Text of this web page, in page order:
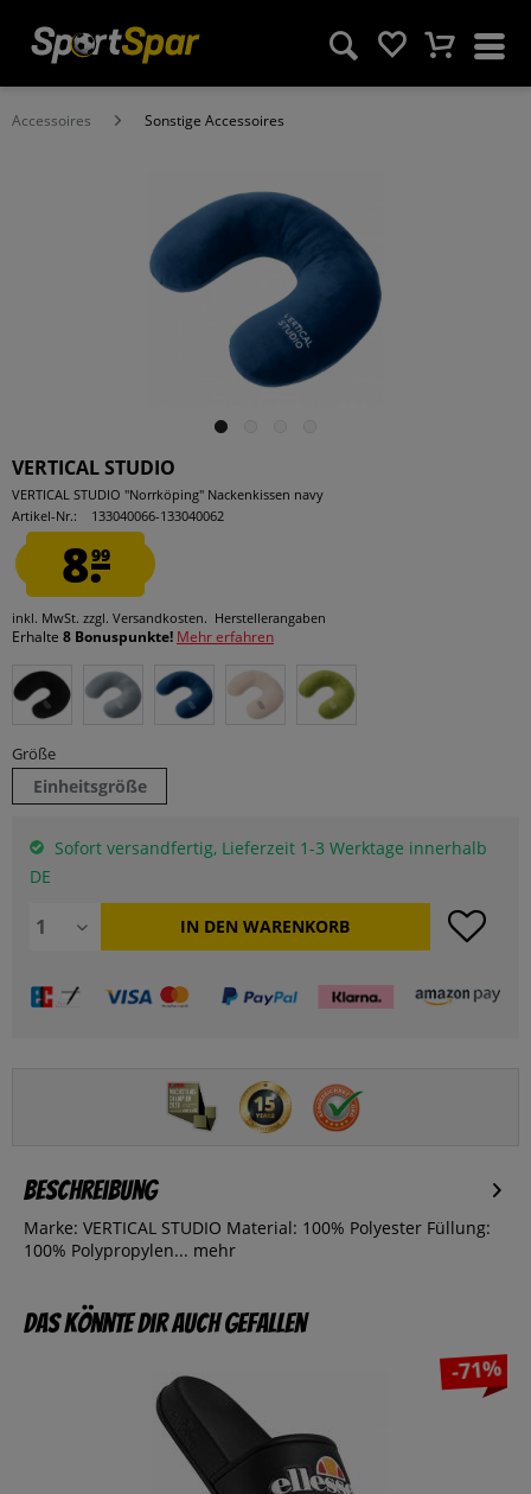
Accessoires Sonstige Accessoires
VERTICAL STUDIO
VERTICAL STUDIO "Norrköping" Nackenkissen navy
Artikel-Nr.:
133040066-133040062
8.99
inkl. MwSt. zzgl. Versandkosten. Herstellerangaben
Erhalte 8 Bonuspunkte! Mehr erfahren
Größe
Einheitsgröße
Sofort versandfertig, Lieferzeit 1-3 Werktage innerhalb
DE
IN DEN WARENKORB
Beschreibung
Marke: VERTICAL STUDIO Material: 100% Polyester Füllung:
100% Polypropylen... mehr
Das könnte dir auch gefallen
-71%